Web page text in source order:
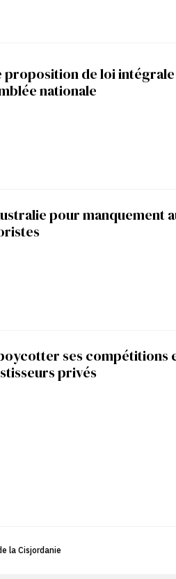
proposition de loi intégrale
nationale
pour manquement
boycotter ses compétitions
privés
la Cisjordanie